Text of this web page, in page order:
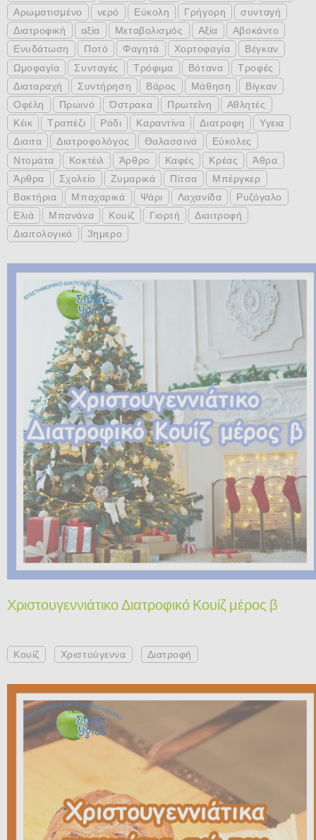
Αρωματισμένο
νερό Εύκολη Γρήγορη
συνταγή
Διατροφική
αξία Μεταβολισμός Αξία
Αβοκάντο
Ενυδάτωση
Ποτό Φαγητά Χορτοφαγία
Βέγκαν
Ωμοφαγία
Συνταγές Τρόφιμα Βότανα
Τροφές
Διαταραχή
Συντήρηση Βάρος Μάθηση
Βίγκαν
Οφέλη
Πρωινό Όστρακα Πρωτεΐνη
Αθλητές
Κέικ
Τραπέζι Ρόδι Καραντίνα Διατροφη
Υγεια
Διαιτα
Διατροφολόγος Θαλασσινά
Εύκολες
Ντομάτα
Κοκτέιλ Άρθρο Καφές Κρέας
Άθρα
Άρθρα
Σχολείο Ζυμαρικά Πίτσα
Μπέργκερ
Βακτήρια
Μπαχαρικά Ψάρι Λαχανίδα
Ρυζόγαλο
Ελιά
Μπανάνα Κουίζ Γιορτή
Διαιτροφή
Διαιτολογικό
3ημερο
Χριστουγεννιάτικο Διατροφικό Κουίζ μέρος β
Κουίζ Χριστούγεννα Διατροφή